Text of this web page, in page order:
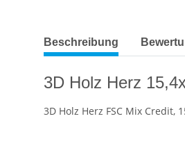
Beschreibung
3D Holz Herz
3D Holz Herz FSC Mix Credit,